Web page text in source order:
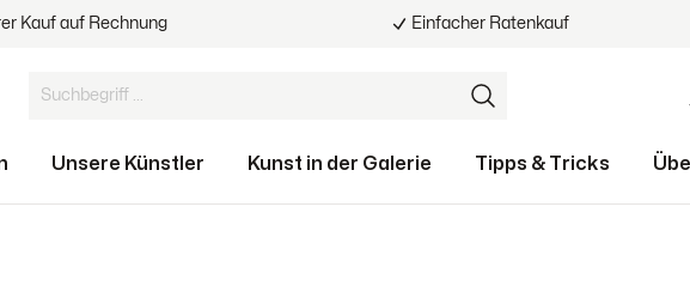
Kauf auf Rechnung Einfacher Ratenkauf
Unsere Künstler Kunst in der Galerie Tipps & Tricks